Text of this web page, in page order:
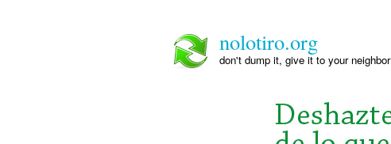
nolotiro.org
don't dump it, give it to your neighbor